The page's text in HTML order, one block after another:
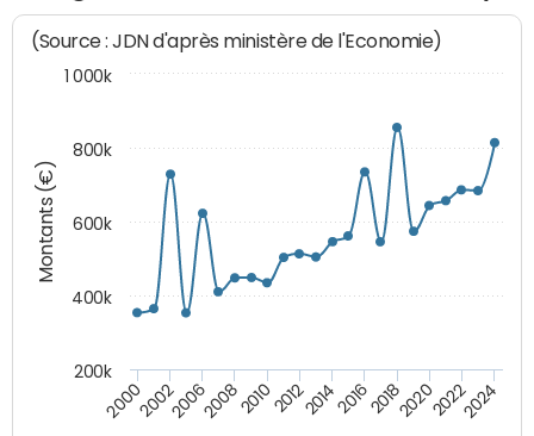
Montants (€)
(Source : JDN d'après ministère de l'Economie)
200020022006200820102012201420162018202020222024
400k
600k
800k
200k
1 000k